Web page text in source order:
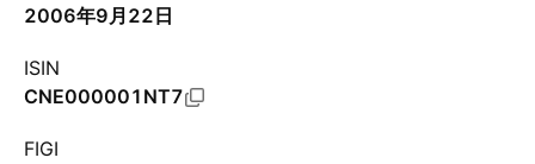
2006年9月22日
ISIN
CNE000001NT7
FIGI